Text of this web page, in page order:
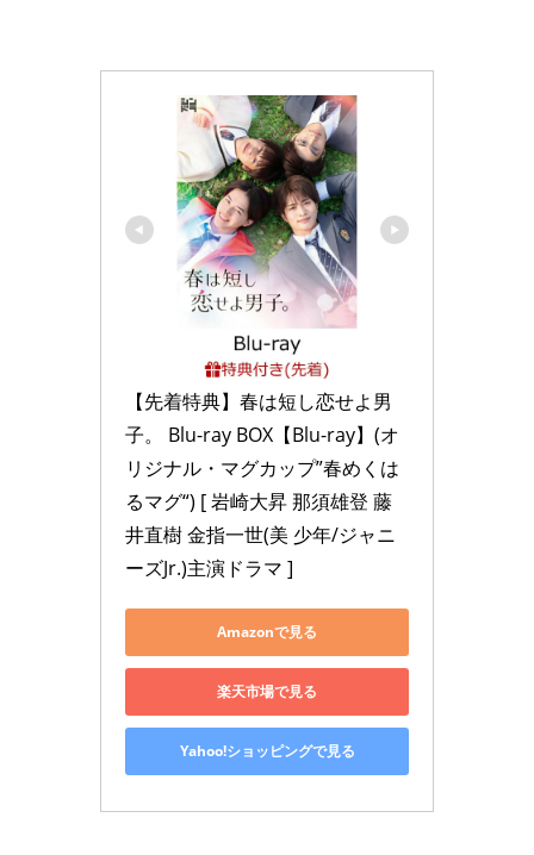
【先着特典】春は短し恋せよ男
子。 Blu-ray BOX【Blu-ray】(オ
リジナル・マグカップ”春めくは
るマグ“) [ 岩崎大昇 那須雄登 藤
井直樹 金指一世(美 少年/ジャニ
ーズJr.)主演ドラマ ]
Amazonで見る
楽天市場で見る
Yahoo!ショッピングで見る